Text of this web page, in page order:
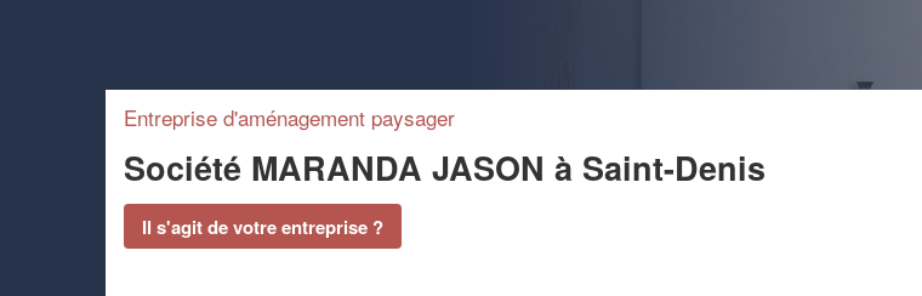
Entreprise d'aménagement paysager
Société MARANDA JASON à Saint-Denis
Il s'agit de votre entreprise ?